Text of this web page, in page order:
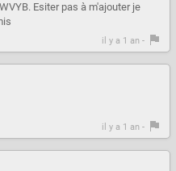
Esiter pas à m'ajouter je
il y a 1 an -
il y a 1 an -